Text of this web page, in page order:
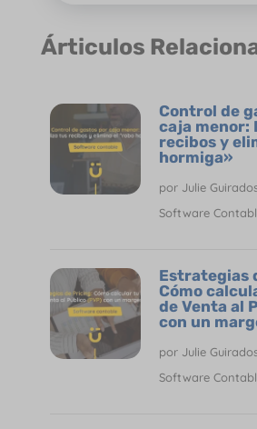
Árticulos
Control de
caja menor:
recibos y
hormiga»
por Julie
Software
Estrategias
Cómo
de Venta al
con un
por Julie
Software